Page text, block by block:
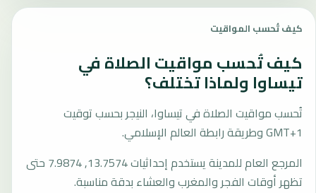
كيف تُحسب المواقيت
كيف تُحسب مواقيت الصلاة في
تيساوا ولماذا تختلف؟
تُحسب مواقيت الصلاة في تيساوا، النيجر بحسب توقيت
GMT+1 وطريقة رابطة العالم الإسلامي.
المرجع العام للمدينة يستخدم إحداثيات 13.7574, 7.9874 حتى
تظهر أوقات الفجر والمغرب والعشاء بدقة مناسبة.